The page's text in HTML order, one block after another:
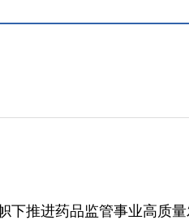
下推进药品监管事业高质